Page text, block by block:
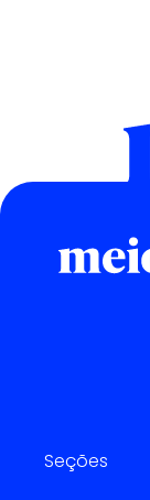
Seções